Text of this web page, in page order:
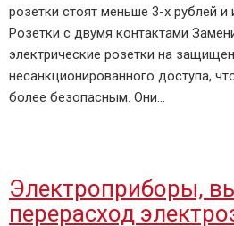
розетки стоят меньше 3-х рублей и
Розетки с двумя контактами
электрические розетки на
несанкционированного доступа,
более безопасным. Они...
Электроприборы,
перерасход